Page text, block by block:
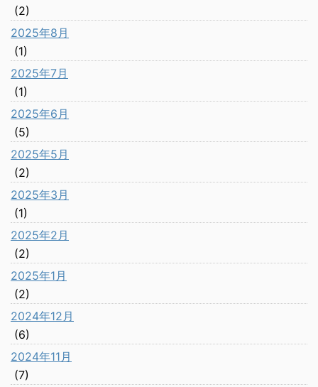
(2)
2025年8月
(1)
2025年7月
(1)
2025年6月
(5)
2025年5月
(2)
2025年3月
(1)
2025年2月
(2)
2025年1月
(2)
2024年12月
(6)
2024年11月
(7)